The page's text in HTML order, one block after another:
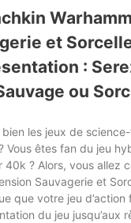
et
:
ou
bien les jeux de
Vous êtes fan du jeu
40k ? Alors, vous allez
Sauvagerie et
que votre jeu
du jeu jusqu’aux